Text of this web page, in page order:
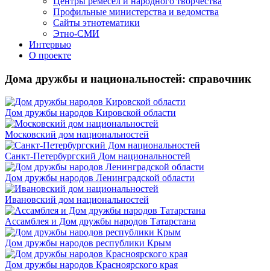
Профильные министерства и ведомства
Сайты этнотематики
Этно-СМИ
Интервью
О проекте
Дома дружбы и национальностей: справочник
Дом дружбы народов Кировской области
Московский дом национальностей
Санкт-Петербургский Дом национальностей
Дом дружбы народов Ленинградской области
Ивановский дом национальностей
Ассамблея и Дом дружбы народов Татарстана
Дом дружбы народов республики Крым
Дом дружбы народов Красноярского края